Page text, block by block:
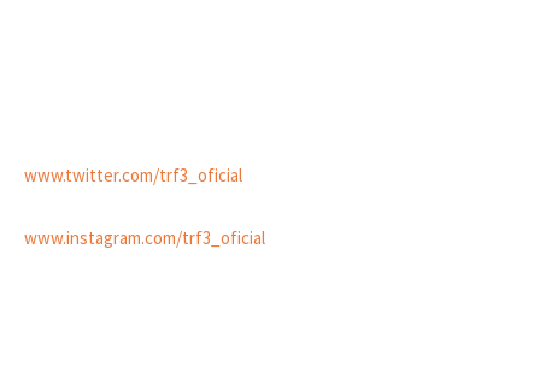
www.twitter.com/trf3_oficial
www.instagram.com/trf3_oficial